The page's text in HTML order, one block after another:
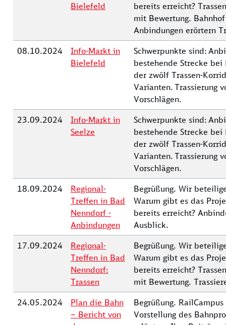
Bielefeld
bereits erreicht?
mit Bewertung.
Anbindungen erörtern
08.10.2024
Info-Markt in
Bielefeld
Schwerpunkte sind:
bestehende Strecke
der zwölf Trassen-
Varianten. Trassierung
Vorschlägen.
23.09.2024
Info-Markt in
Seelze
Schwerpunkte sind:
bestehende Strecke bei
der zwölf Trassen-
Varianten. Trassierung
Vorschlägen.
18.09.2024
Regional-
Treffen in Bad
Nenndorf -
Anbindungen
Begrüßung. Wir
Warum gibt es das
bereits erreicht?
Ausblick.
17.09.2024
Regional-
Treffen in Bad
Nenndorf:
Trassen
Begrüßung. Wir
Warum gibt es das
bereits erreicht?
mit Bewertung.
24.05.2024
Plan die Bahn
– Bericht von
Begrüßung.
Vorstellung des